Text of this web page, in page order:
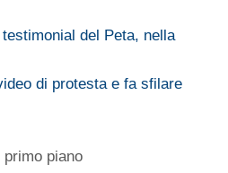
del Peta, nella
di protesta e fa sfilare
primo piano